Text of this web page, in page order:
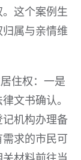
这个案例生
属与亲情维
住权：一是
文书确认。
机构办理备
求的市民可